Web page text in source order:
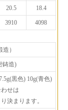
20.5 18.4
3910 4098
）
鋳造)
黒色) 10g(青色)
せは
決まります。